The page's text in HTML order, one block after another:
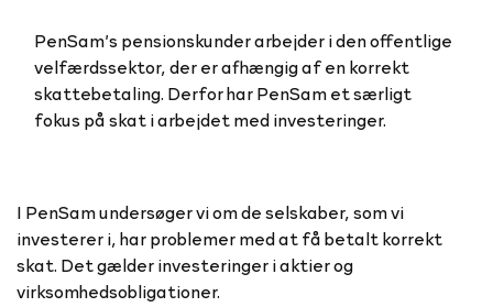
PenSam’s pensionskunder arbejder i den offentlige
velfærdssektor, der er afhængig af en korrekt
skattebetaling. Derfor har PenSam et særligt
fokus på skat i arbejdet med investeringer.
I PenSam undersøger vi om de selskaber, som vi
investerer i, har problemer med at få betalt korrekt
skat. Det gælder investeringer i aktier og
virksomhedsobligationer.